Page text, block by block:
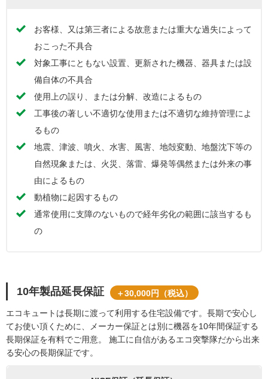
お客様、又は第三者による故意または重大な過失によって
おこった不具合
対象工事にともない設置、更新された機器、器具または設
備自体の不具合
使用上の誤り、または分解、改造によるもの
工事後の著しい不適切な使用または不適切な維持管理によ
るもの
地震、津波、噴火、水害、風害、地殻変動、地盤沈下等の
自然現象または、火災、落雷、爆発等偶然または外来の事
由によるもの
動植物に起因するもの
通常使用に支障のないもので経年劣化の範囲に該当するも
の
10年製品延長保証 ＋30,000円（税込）
エコキュートは長期に渡って利用する住宅設備です。長期で安心し
てお使い頂くために、メーカー保証とは別に機器を10年間保証する
長期保証を有料でご用意。 施工に自信があるエコ突撃隊だから出来
る安心の長期保証です。